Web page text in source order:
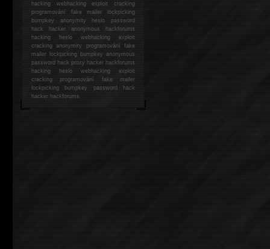
hackingwebhacking exploit cracking
programování fake mailer lockpicking
bumpkey anonymity heslo password
hackhacker anonymous hackforums
hackingheslo webhacking exploit
cracking anonymity programování fake
mailer lockpicking bumpkey anonymous
password hack proxy hacker hackforums
hacking heslo webhacking exploit
cracking programování fake mailer
lockpicking bumpkey password hack
hackerhackforums